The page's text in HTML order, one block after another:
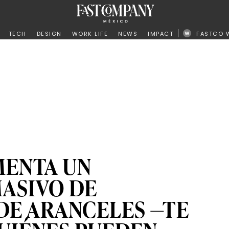
TECH DESIGN WORK LIFE NEWS IMPACT FASTCO
UN
DE
ARANCELES —TE